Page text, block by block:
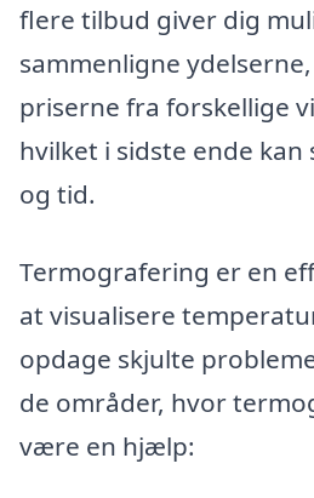
flere tilbud giver dig
sammenligne
priserne fra forskellige
hvilket i sidste ende kan
og tid.
Termografering er en
at visualisere
opdage skjulte
de områder, hvor
være en hjælp: